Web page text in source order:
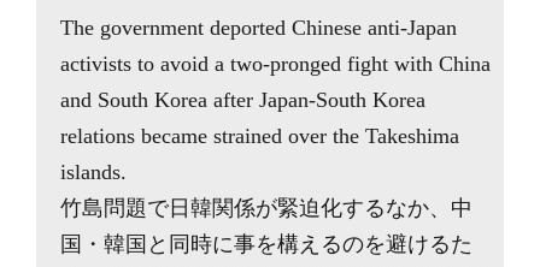
The government deported Chinese anti-Japan
activists to avoid a two-pronged fight with China
and South Korea after Japan-South Korea
relations became strained over the Takeshima
islands.
竹島問題で日韓関係が緊迫化するなか、中
国・韓国と同時に事を構えるのを避けるた